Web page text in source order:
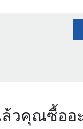
วคุณซื้ออ